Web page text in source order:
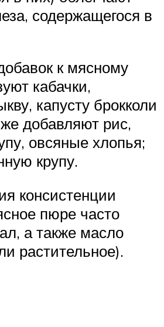
содержащегося в
к мясному
кабачки,
капусту брокколи
добавляют рис,
овсяные хлопья;
крупу.
консистенции
пюре часто
а также масло
растительное).